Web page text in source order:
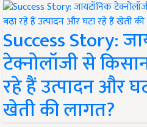
Success Story:
टेक्नोलॉजी से
रहे हैं उत्पादन और
खेती की लागत?